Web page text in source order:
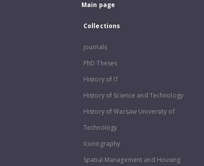
Main page
Collections
Journals
PhD Theses
History of IT
History of Science and Technology
History of Warsaw University of
Technology
Iconography
Spatial Management and Housing